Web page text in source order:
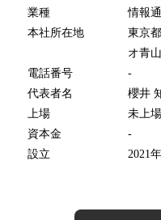
業種
情報
本社所在地
東京
オ青
電話番号
-
代表者名
櫻井
上場
未上場
資本金
-
設立
2021